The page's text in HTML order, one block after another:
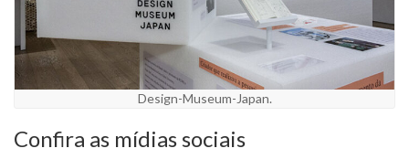
Design-Museum-Japan.
Confira as mídias sociais